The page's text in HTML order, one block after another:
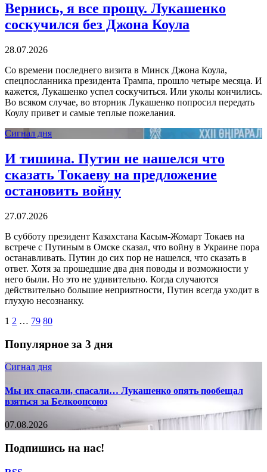
Вернись, я все прощу. Лукашенко
соскучился без Джона Коула
28.07.2026
Со времени последнего визита в Минск Джона Коула,
спецпосланника президента Трампа, прошло четыре месяца. И
кажется, Лукашенко успел соскучиться. Или уколы кончились.
Во всяком случае, во вторник Лукашенко попросил передать
Коулу привет и самые теплые пожелания.
Сигнал дня
И тишина. Путин не нашелся что
сказать Токаеву на предложение
остановить войну
27.07.2026
В субботу президент Казахстана Касым-Жомарт Токаев на
встрече с Путиным в Омске сказал, что войну в Украине пора
останавливать. Путин до сих пор не нашелся, что сказать в
ответ. Хотя за прошедшие два дня поводы и возможности у
него были. Но это не удивительно. Когда случаются
действительно большие неприятности, Путин всегда уходит в
глухую несознанку.
1 2 … 79 80
Популярное за 3 дня
Сигнал дня
Мы их спасали, спасали… Лукашенко опять пообещал
взяться за Белкоопсоюз
07.08.2026
Подпишись на нас!